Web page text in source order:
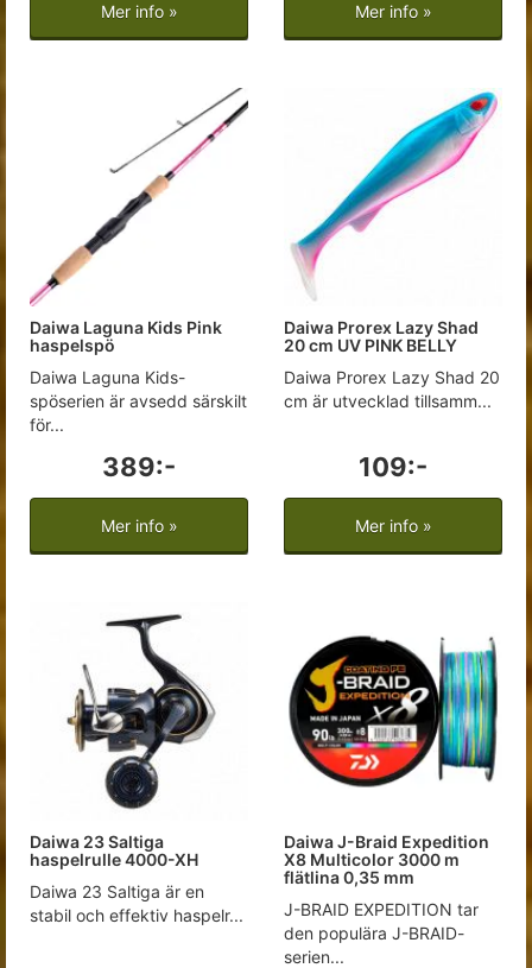
Mer info » Mer info »
Daiwa Laguna Kids Pink
haspelspö
Daiwa Laguna Kids-
spöserien är avsedd särskilt
för...
389:-
Mer info »
Daiwa Prorex Lazy Shad
20 cm UV PINK BELLY
Daiwa Prorex Lazy Shad 20
cm är utvecklad tillsamm...
109:-
Mer info »
Daiwa 23 Saltiga
haspelrulle 4000-XH
Daiwa 23 Saltiga är en
stabil och effektiv haspelr...
Daiwa J-Braid Expedition
X8 Multicolor 3000 m
flätlina 0,35 mm
J-BRAID EXPEDITION tar
den populära J-BRAID-
serien...